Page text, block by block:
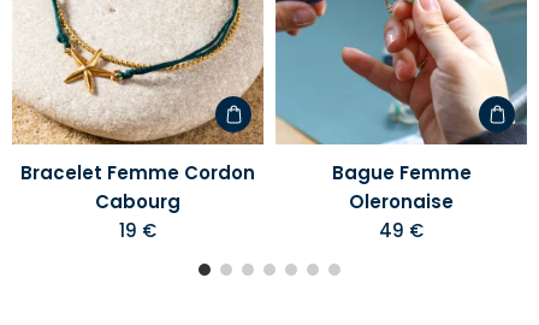
votre
liste
d'envies
Bracelet Femme Cordon
Cabourg
19 €
votre
liste
Bague Femme
Oleronaise
49 €